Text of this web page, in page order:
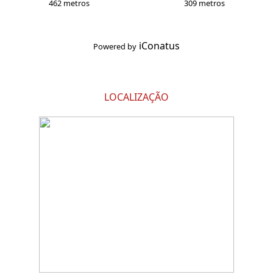
462 metros
309 metros
Powered by iConatus
LOCALIZAÇÃO